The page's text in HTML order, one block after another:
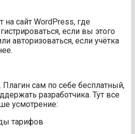
на сайт WordPress, где
если вы этого
авторизоваться, если учётка
сам по себе бесплатный,
разработчика. Тут все
усмотрение: